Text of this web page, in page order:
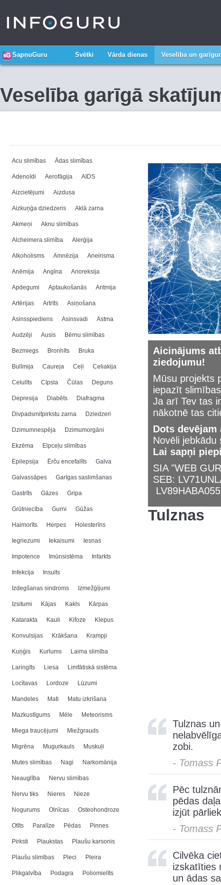
SapņuGuru Svētki Vārda dienas Veselība un
Veselība garīgā
Acu slimības Ādas slimības
Adenoīdi Aerofāgija AIDS
Aizcietējumi Aizdusa
Aizkuņģa dziedzeris Aklā zarna
Akmeņi Aknu slimības
Alcheimera slimība Alerģija
Alkoholisms Amnēzija Aneirisma
Anēmija Angīna Anoreksija
Apdegumi Aptaukošanās Aritmija
Artērijas Artrīts Asiņošana
Asinsspiediens Asinsvadi Astma
Audzēji Ausis Bērnu slimības
Bezmiegs Bronhīts Bruka
Bulīmija Caureja Ceļi Celiakija
Celulīts Cīpsla Čūlas Deguns
Depresija Diabēts Diafragma
Divpadsmitpirkstu zarna Dziedzeri
Dzimumnespēja Dzimumorgāni
Ekzēma Elpceļu slimības
Epilepsija Ērču encefalīts Galva
Galvassāpes Garīgas saslimšanas
Gastrīts Gāzes Gripa
Grūtniecība Gurni Gūžas
Haimorīts Herpes Holesterīns
Iegriezumi Iekaisumi Iesnas
Impotence Imūnsistēma Infarkts
Infekcija Insults
Izdegšanas sindroms Izmežģījumi
Izsitumi Kājas Kakls Kārpas
Katarakta Kauli Kifoze Klepus
Konvulsijas Krākšana Krampji
Kuņģis Kurlums Laima slimība
Laringīts Liesa Limfātiskā sistēma
Locītavas Lordoze Lūzumi
Mandeles Mati Matu izkrišana
Mazkustīgums Mēle Meteorisms
Miega traucējumi Miežgrauds
Migrēna Mugurkauls Muskuļi
Mutes slimības Nagi Narkomānija
Neauglība Nervu slimības
Nervu tiks Nieres Nieze
Nogurums Olnīcas Osteohondroze
Otīts Paralīze Pēdas Pinnes
Pirksti Plaukstas Plaušu karsonis
Plaušu slimības Pleci Pleira
Plikgalvība Podagra Poliomielīts
Aicinājums
ziedojumu!
Mūsu projekts
iepazīt
Ja arī Tev tas
nākotnē tas
Dots
Novēli
Lai sapņi
SIA "WEB
SEB:
Tulznas
Tulznas
zobi.
- Tomass
Pēc
pēdas
izjūt
- Tomass
Cilvēka
izskatīties
un ādas